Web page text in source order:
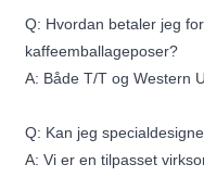
Q: Hvordan betaler jeg
kaffeemballageposer?
A: Både T/T og Western
Q: Kan jeg
A: Vi er en tilpasset